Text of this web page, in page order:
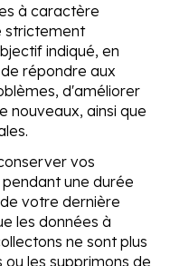
à caractère
strictement
indiqué, en
répondre aux
d'améliorer
nouveaux, ainsi que
vos
une durée
votre dernière
les données à
ne sont plus
ou les supprimons de